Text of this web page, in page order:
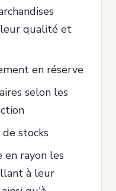
qualité et
en réserve
selon les
stocks
rayon les
à leur